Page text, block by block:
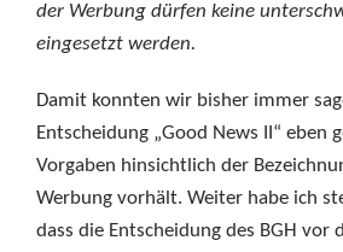
der Werbung dürfen keine
eingesetzt werden.
Damit konnten wir bisher immer
Entscheidung „Good News II“ eben
Vorgaben hinsichtlich der
Werbung vorhält. Weiter habe ich
dass die Entscheidung des BGH vor